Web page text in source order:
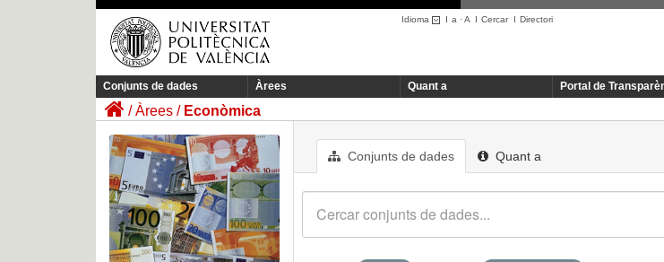
Idioma I a ·A I CercarI Directori
Conjunts de dades Àrees Quant a Portal de
Àrees Econòmica
Conjunts de dades Quant a